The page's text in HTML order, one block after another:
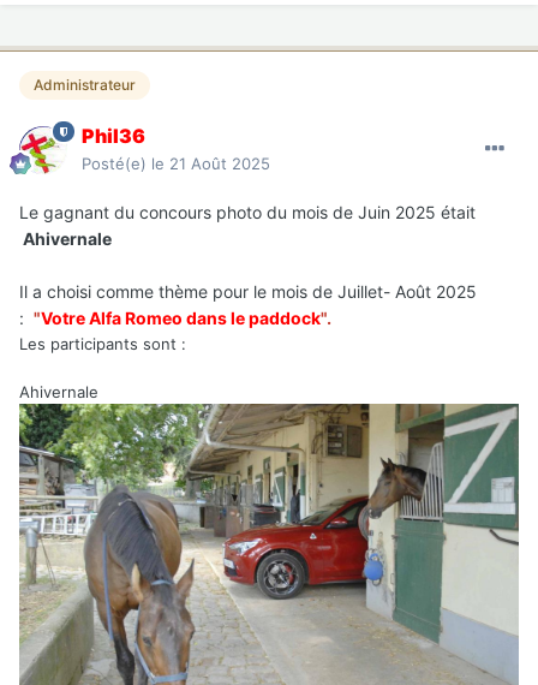
Administrateur
Phil36
Posté(e) le 21 Août 2025
Le gagnant du concours photo du mois de Juin 2025 était
Ahivernale
Il a choisi comme thème pour le mois de Juillet- Août 2025
: "Votre Alfa Romeo dans le paddock".
Les participants sont :
Ahivernale